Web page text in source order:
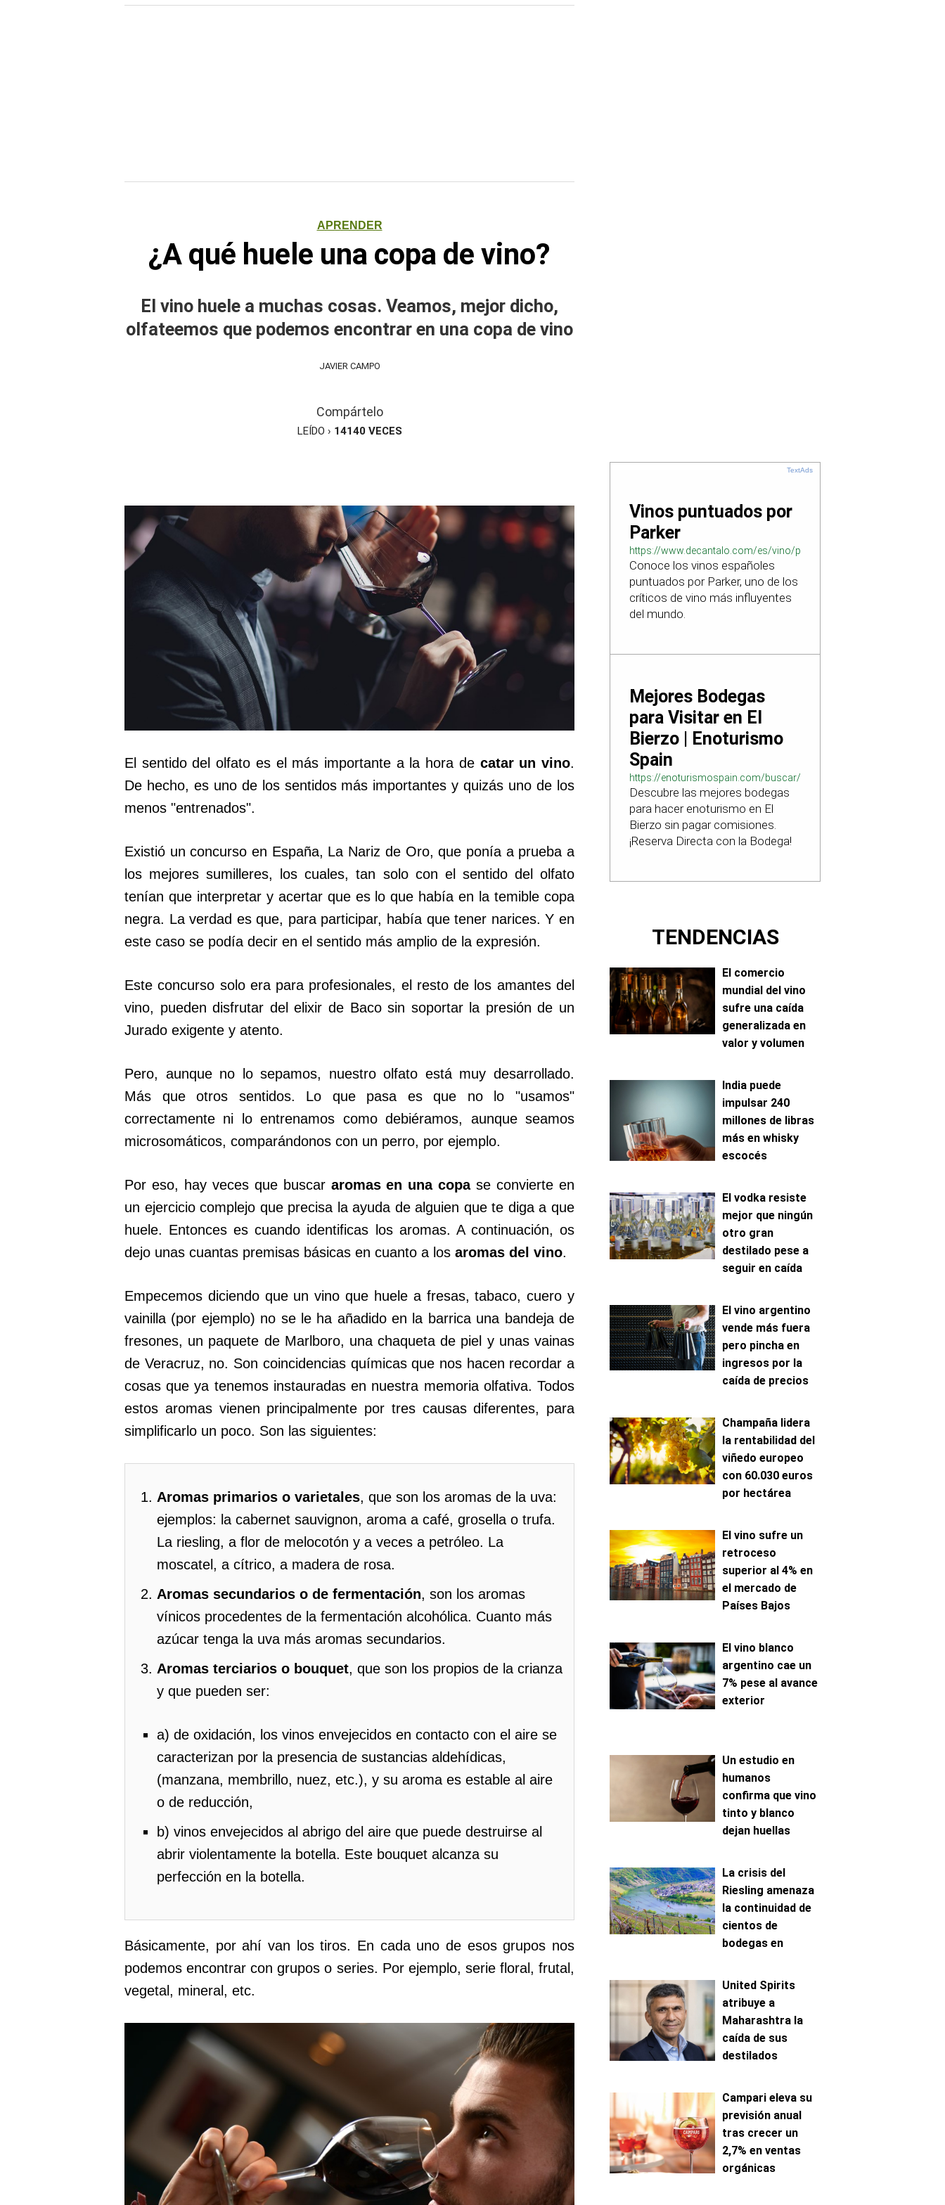
APRENDER
¿A qué huele una copa de vino?
El vino huele a muchas cosas. Veamos, mejor dicho,
olfateemos que podemos encontrar en una copa de vino
JAVIER CAMPO
Compártelo
LEÍDO › 14140VECES
El sentido del olfato es el más importante a la hora de catar un vino.
De hecho, es uno de los sentidos más importantes y quizás uno de los
menos "entrenados".
Existió un concurso en España, La Nariz de Oro, que ponía a prueba a
los mejores sumilleres, los cuales, tan solo con el sentido del olfato
tenían que interpretar y acertar que es lo que había en la temible copa
negra. La verdad es que, para participar, había que tener narices. Y en
este caso se podía decir en el sentido más amplio de la expresión.
Este concurso solo era para profesionales, el resto de los amantes del
vino, pueden disfrutar del elixir de Baco sin soportar la presión de un
Jurado exigente y atento.
Pero, aunque no lo sepamos, nuestro olfato está muy desarrollado.
Más que otros sentidos. Lo que pasa es que no lo "usamos"
correctamente ni lo entrenamos como debiéramos, aunque seamos
microsomáticos, comparándonos con un perro, por ejemplo.
Por eso, hay veces que buscar aromas en una copase convierte en
un ejercicio complejo que precisa la ayuda de alguien que te diga a que
huele. Entonces es cuando identificas los aromas. A continuación, os
dejo unas cuantas premisas básicas en cuanto a los aromas del vino.
Empecemos diciendo que un vino que huele a fresas, tabaco, cuero y
vainilla (por ejemplo) no se le ha añadido en la barrica una bandeja de
fresones, un paquete de Marlboro, una chaqueta de piel y unas vainas
de Veracruz, no. Son coincidencias químicas que nos hacen recordar a
cosas que ya tenemos instauradas en nuestra memoria olfativa. Todos
estos aromas vienen principalmente por tres causas diferentes, para
simplificarlo un poco. Son las siguientes:
Aromas primarios o varietales, que son los aromas de la uva:
ejemplos: la cabernet sauvignon, aroma a café, grosella o trufa.
La riesling, a flor de melocotón y a veces a petróleo. La
moscatel, a cítrico, a madera de rosa.
Aromas secundarios o de fermentación, son los aromas
vínicos procedentes de la fermentación alcohólica. Cuanto más
azúcar tenga la uva más aromas secundarios.
Aromas terciarios o bouquet, que son los propios de la crianza
y que pueden ser:
a) de oxidación, los vinos envejecidos en contacto con el aire se
caracterizan por la presencia de sustancias aldehídicas,
(manzana, membrillo, nuez, etc.), y su aroma es estable al aire
o de reducción,
b) vinos envejecidos al abrigo del aire que puede destruirse al
abrir violentamente la botella. Este bouquet alcanza su
perfección en la botella.
Básicamente, por ahí van los tiros. En cada uno de esos grupos nos
podemos encontrar con grupos o series. Por ejemplo, serie floral, frutal,
vegetal, mineral, etc.
TextAds
Vinos puntuados por
Parker
https://www.decantalo.com/es/vino/puntuacion_parker/
Conoce los vinos españoles
puntuados por Parker, uno de los
críticos de vino más influyentes
del mundo.
Mejores Bodegas
para Visitar en El
Bierzo | Enoturismo
Spain
https://enoturismospain.com/buscar/ciudad-
visitar-bodegas-en-leon
Descubre las mejores bodegas
para hacer enoturismo en El
Bierzo sin pagar comisiones.
¡Reserva Directa con la Bodega!
TENDENCIAS
El comercio
mundial del vino
sufre una caída
generalizada en
valor y volumen
India puede
impulsar 240
millones de libras
más en whisky
escocés
El vodka resiste
mejor que ningún
otro gran
destilado pese a
seguir en caída
El vino argentino
vende más fuera
pero pincha en
ingresos por la
caída de precios
Champaña lidera
la rentabilidad del
viñedo europeo
con 60.030 euros
por hectárea
El vino sufre un
retroceso
superior al 4% en
el mercado de
Países Bajos
El vino blanco
argentino cae un
7% pese al avance
exterior
Un estudio en
humanos
confirma que vino
tinto y blanco
dejan huellas
distintas
La crisis del
Riesling amenaza
la continuidad de
cientos de
bodegas en
United Spirits
atribuye a
Maharashtra la
caída de sus
destilados
Campari eleva su
previsión anual
tras crecer un
2,7% en ventas
orgánicas